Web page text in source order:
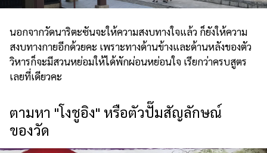
นอกจากวัดนาริตะซันจะให้ความสงบทางใจแล้ว ก็ยังให้ความ
สงบทางกายอีกด้วยคะ เพราะทางด้านข้างและด้านหลังของตัว
วิหารก็จะมีสวนหย่อมให้ได้พักผ่อนหย่อนใจ เรียกว่าครบสูตร
เลยที่เดียวคะ
ตามหา "โงชูอิง" หรือตัวปั๊มสัญลักษณ์
ของวัด